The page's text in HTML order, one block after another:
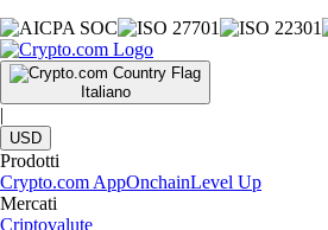
Italiano
|
USD
Prodotti
Crypto.com AppOnchainLevel Up
Mercati
Criptovalute